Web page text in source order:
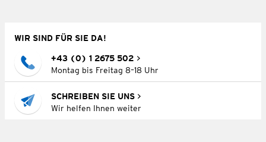
WIR SIND FÜR SIE DA!
+43 (0) 1 2675 502
Montag bis Freitag 8–18 Uhr
SCHREIBEN SIE UNS
Wir helfen Ihnen weiter